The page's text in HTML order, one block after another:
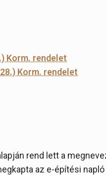
Korm. rendelet
Korm. rendelet
rend lett a
az e-építési